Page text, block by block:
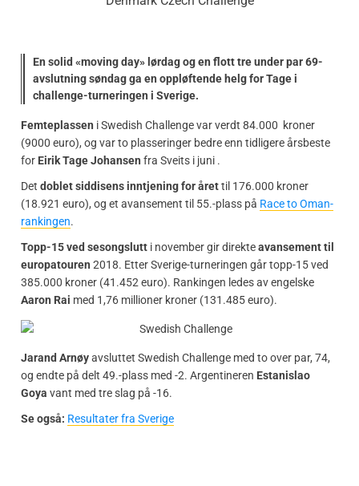
En solid «moving day» lørdag og en flott tre under par 69-
avslutning søndag ga en oppløftende helg for Tage i
challenge-turneringen i Sverige.
Femteplassen i Swedish Challenge var verdt 84.000 kroner
(9000 euro), og var to plasseringer bedre enn tidligere årsbeste
for Eirik Tage Johansen fra Sveits i juni .
Det doblet siddisens inntjening for årettil 176.000 kroner
(18.921 euro), og et avansement til 55.-plass på Race to Oman-
rankingen.
Topp-15 ved sesongslutt i november gir direkteavansement til
europatouren 2018. Etter Sverige-turneringen går topp-15 ved
385.000 kroner (41.452 euro). Rankingen ledes av engelske
Aaron Rai med 1,76 millioner kroner (131.485 euro).
Jarand Arnøyavsluttet Swedish Challenge med to over par, 74,
og endte på delt 49.-plass med -2. Argentineren Estanislao
Goya vant med tre slag på -16.
Se også: Resultater fra Sverige